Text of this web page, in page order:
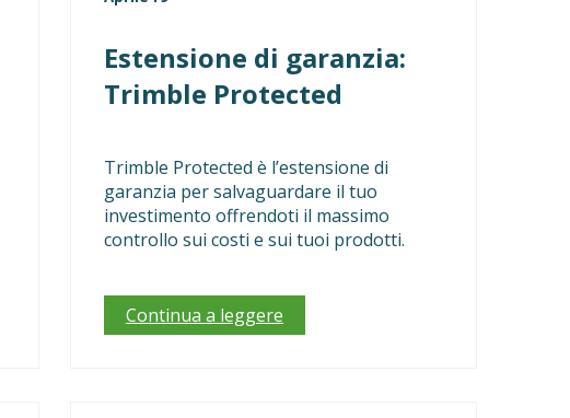
Estensione di garanzia:
Trimble Protected
Trimble Protected è l’estensione di
garanzia per salvaguardare il tuo
investimento offrendoti il massimo
controllo sui costi e sui tuoi prodotti.
Continua a leggere